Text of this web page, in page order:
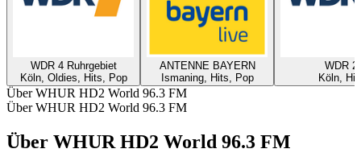
WDR 4 Ruhrgebiet
Köln, Oldies, Hits, Pop
ANTENNE BAYERN
Ismaning, Hits, Pop
WDR 2
Köln,
Über WHUR HD2 World 96.3 FM
Über WHUR HD2 World 96.3 FM
Über WHUR HD2 World 96.3 FM